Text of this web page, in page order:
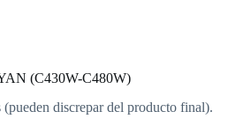
(C430W-C480W)
(pueden discrepar del producto final).